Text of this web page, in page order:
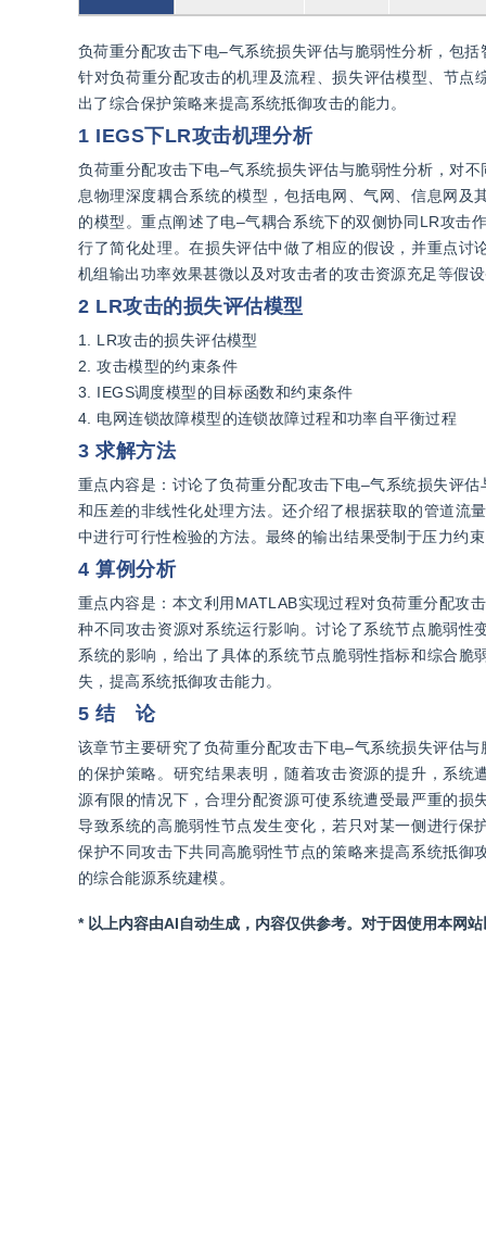
负荷重分配攻击下电–气系统损失评估与脆弱性分析，包
针对负荷重分配攻击的机理及流程、损失评估模型、节
出了综合保护策略来提高系统抵御攻击的能力。
1 IEGS下LR攻击机理分析
负荷重分配攻击下电–气系统损失评估与脆弱性分析，对
息物理深度耦合系统的模型，包括电网、气网、信息网
的模型。重点阐述了电–气耦合系统下的双侧协同LR攻击
行了简化处理。在损失评估中做了相应的假设，并重点
机组输出功率效果甚微以及对攻击者的攻击资源充足等假
2 LR攻击的损失评估模型
1. LR攻击的损失评估模型
2. 攻击模型的约束条件
3. IEGS调度模型的目标函数和约束条件
4. 电网连锁故障模型的连锁故障过程和功率自平衡过程
3 求解方法
重点内容是：讨论了负荷重分配攻击下电–气系统损失评
和压差的非线性化处理方法。还介绍了根据获取的管道流
中进行可行性检验的方法。最终的输出结果受制于压力约
4 算例分析
重点内容是：本文利用MATLAB实现过程对负荷重分配攻
种不同攻击资源对系统运行影响。讨论了系统节点脆弱
系统的影响，给出了具体的系统节点脆弱性指标和综合
失，提高系统抵御攻击能力。
5 结 论
该章节主要研究了负荷重分配攻击下电–气系统损失评估
的保护策略。研究结果表明，随着攻击资源的提升，系
源有限的情况下，合理分配资源可使系统遭受最严重的
导致系统的高脆弱性节点发生变化，若只对某一侧进行
保护不同攻击下共同高脆弱性节点的策略来提高系统抵
的综合能源系统建模。
* 以上内容由AI自动生成，内容仅供参考。对于因使用本网